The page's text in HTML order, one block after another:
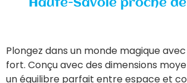
Haute-Savoie proche
Plongez dans un monde magique
fort. Conçu avec des dimensions
un équilibre parfait entre espace et